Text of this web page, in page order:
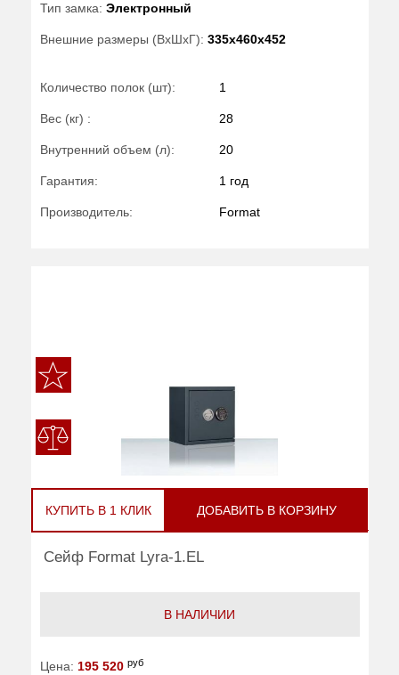
Тип замка: Электронный
Внешние размеры (ВхШхГ): 335x460x452
Количество полок (шт): 1
Вес (кг) : 28
Внутренний объем (л): 20
Гарантия: 1 год
Производитель: Format
КУПИТЬ В 1 КЛИК ДОБАВИТЬ В КОРЗИНУ
Сейф Format Lyra-1.EL
В НАЛИЧИИ
Цена: 195 520 руб